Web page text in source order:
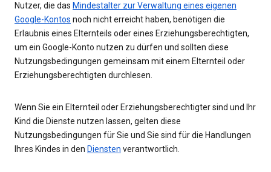
Nutzer, die das Mindestalter zur Verwaltung eines eigenen
Google-Kontos noch nicht erreicht haben, benötigen die
Erlaubnis eines Elternteils oder eines Erziehungsberechtigten,
um ein Google-Konto nutzen zu dürfen und sollten diese
Nutzungsbedingungen gemeinsam mit einem Elternteil oder
Erziehungsberechtigten durchlesen.
Wenn Sie ein Elternteil oder Erziehungsberechtigter sind und Ihr
Kind die Dienste nutzen lassen, gelten diese
Nutzungsbedingungen für Sie und Sie sind für die Handlungen
Ihres Kindes in den Diensten verantwortlich.